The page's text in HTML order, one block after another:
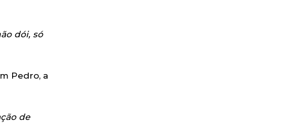
dói, só
Pedro, a
de